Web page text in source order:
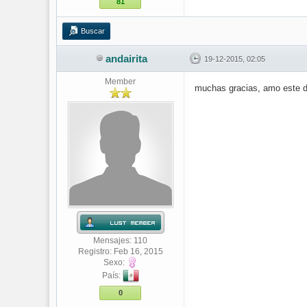
Buscar
andairita 19-12-2015, 02:05
Member
Mensajes: 110
Registro: Feb 16, 2015
Sexo:
País:
0
muchas gracias, amo este